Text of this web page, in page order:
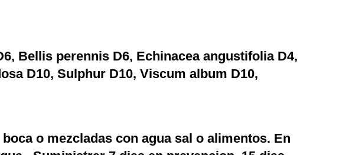
Bellis perennis D6, Echinacea angustifolia D4,
D10, Sulphur D10, Viscum album D10,
o mezcladas con agua sal o alimentos. En